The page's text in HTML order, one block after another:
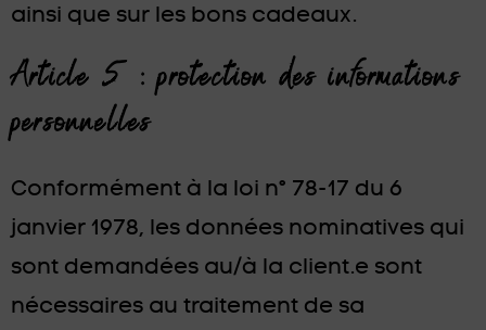
ainsi que sur les bons cadeaux.
Article 5 : protection des informations
personnelles
Conformément à la loi n° 78-17 du 6
janvier 1978, les données nominatives qui
sont demandées au/à la client.e sont
nécessaires au traitement de sa